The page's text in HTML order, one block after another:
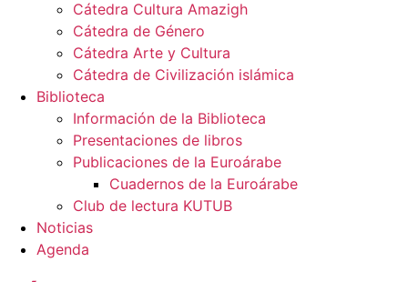
Cátedra Cultura Amazigh
Cátedra de Género
Cátedra Arte y Cultura
Cátedra de Civilización islámica
Biblioteca
Información de la Biblioteca
Presentaciones de libros
Publicaciones de la Euroárabe
Cuadernos de la Euroárabe
Club de lectura KUTUB
Noticias
Agenda